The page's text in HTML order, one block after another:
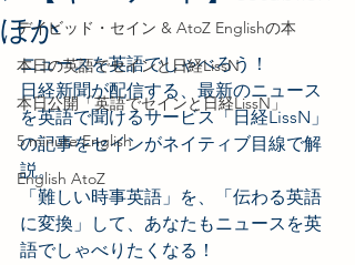
デイビッド・セイン & AtoZ Englishの本
本日の英語でセインと日経LissN
本日公開「英語でセインと日経LissN」
5 minute English
English AtoZ
ほか
ニュースを英語でしゃべろう！
日経新聞が配信する、最新のニュース
を英語で聞けるサービス「日経LissN」
の記事をセインがネイティブ目線で解
説。
「難しい時事英語」を、「伝わる英語
に変換」して、あなたもニュースを英
語でしゃべりたくなる！